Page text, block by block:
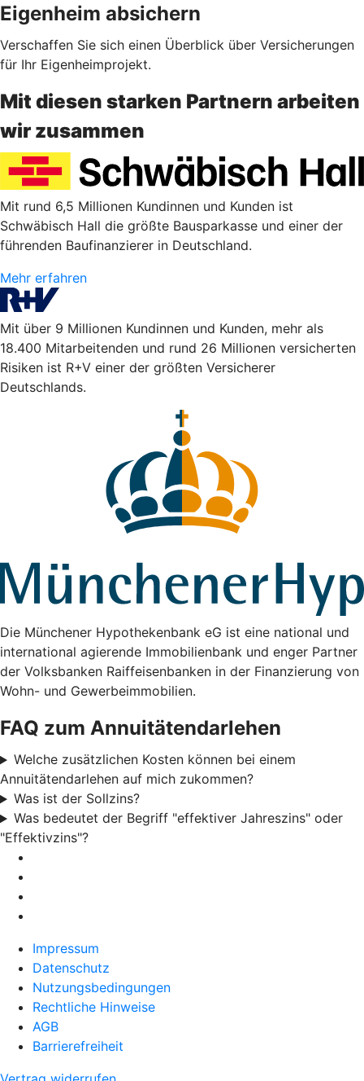
Eigenheim absichern
Verschaffen Sie sich einen Überblick über Versicherungen
für Ihr Eigenheimprojekt.
Mit diesen starken Partnern arbeiten
wir zusammen
Mit rund 6,5 Millionen Kundinnen und Kunden ist
Schwäbisch Hall die größte Bausparkasse und einer der
führenden Baufinanzierer in Deutschland.
Mehr erfahren
Mit über 9 Millionen Kundinnen und Kunden, mehr als
18.400 Mitarbeitenden und rund 26 Millionen versicherten
Risiken ist R+V einer der größten Versicherer
Deutschlands.
Die Münchener Hypothekenbank eG ist eine national und
international agierende Immobilienbank und enger Partner
der Volksbanken Raiffeisenbanken in der Finanzierung von
Wohn- und Gewerbeimmobilien.
FAQ zum Annuitätendarlehen
Welche zusätzlichen Kosten können bei einem
Annuitätendarlehen auf mich zukommen?
Was ist der Sollzins?
Was bedeutet der Begriff "effektiver Jahreszins" oder
"Effektivzins"?
Impressum
Datenschutz
Nutzungsbedingungen
Rechtliche Hinweise
AGB
Barrierefreiheit